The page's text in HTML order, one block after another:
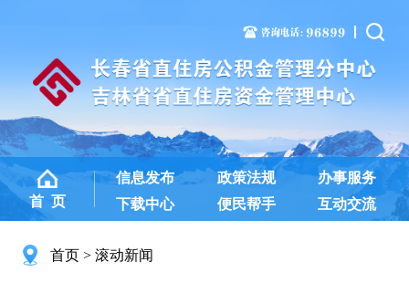
首 页
信息发布 政策法规
办事服务
下载中心
便民帮手 互动交流
首页 滚动新闻